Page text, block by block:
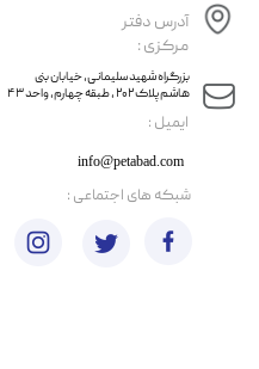
​ایمیل :
آدرس دفتر
مرکزی :
info@petabad.com
​​بزرگراه شهید سلیمانی، خیابان بنی
هاشم پلاک ۲۰۲ ، طبقه چهارم، واحد ۴۳
​شبکه های اجتماعی :